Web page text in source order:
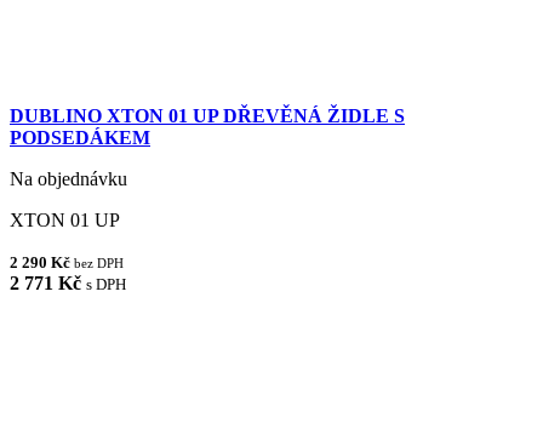
DUBLINO XTON 01 UP DŘEVĚNÁ ŽIDLE S
PODSEDÁKEM
Na objednávku
XTON 01 UP
2 290 Kč bez DPH
2 771 Kč s DPH